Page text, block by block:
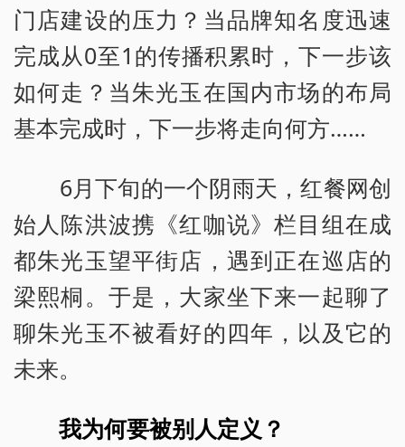
门店建设的压力？当品牌知名度迅速
完成从0至1的传播积累时，下一步该
如何走？当朱光玉在国内市场的布局
基本完成时，下一步将走向何方……
6月下旬的一个阴雨天，红餐网创
始人陈洪波携《红咖说》栏目组在成
都朱光玉望平街店，遇到正在巡店的
梁熙桐。于是，大家坐下来一起聊了
聊朱光玉不被看好的四年，以及它的
未来。
我为何要被别人定义？